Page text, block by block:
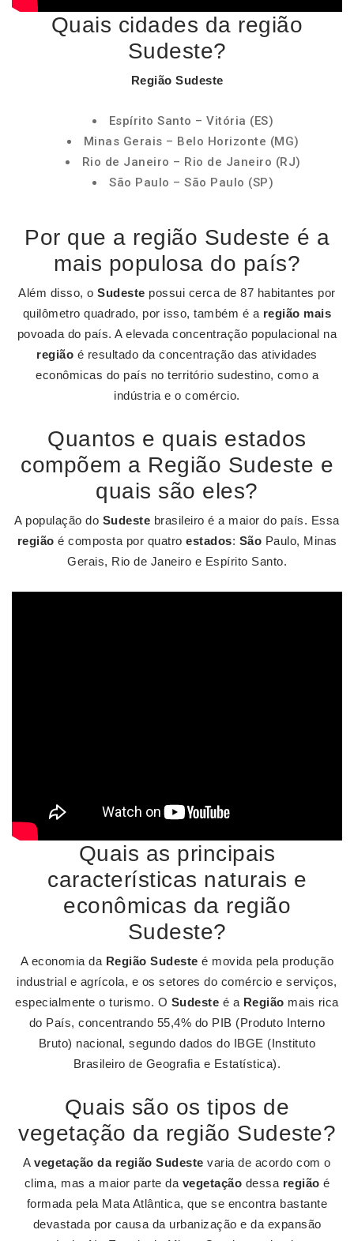
Quais cidades da região
Sudeste?
Região Sudeste
Espírito Santo – Vitória (ES)
Minas Gerais – Belo Horizonte (MG)
Rio de Janeiro – Rio de Janeiro (RJ)
São Paulo – São Paulo (SP)
Por que a região Sudeste é a
mais populosa do país?
Além disso, oSudeste possui cerca de 87 habitantes por
quilômetro quadrado, por isso, também é a região mais
povoada do país. A elevada concentração populacional na
região é resultado da concentração das atividades
econômicas do país no território sudestino, como a
indústria e o comércio.
Quantos e quais estados
compõem a Região Sudeste e
quais são eles?
A população do Sudeste brasileiro é a maior do país. Essa
região é composta por quatro estados: São Paulo, Minas
Gerais, Rio de Janeiro e Espírito Santo.
Quais as principais
características naturais e
econômicas da região
Sudeste?
A economia da Região Sudeste é movida pela produção
industrial e agrícola, e os setores do comércio e serviços,
especialmente o turismo. O Sudeste é a Região mais rica
do País, concentrando 55,4% do PIB (Produto Interno
Bruto) nacional, segundo dados do IBGE (Instituto
Brasileiro de Geografia e Estatística).
Quais são os tipos de
vegetação da região Sudeste?
Avegetação da região Sudeste varia de acordo com o
clima, mas a maior parte da vegetação dessa região é
formada pela Mata Atlântica, que se encontra bastante
devastada por causa da urbanização e da expansão